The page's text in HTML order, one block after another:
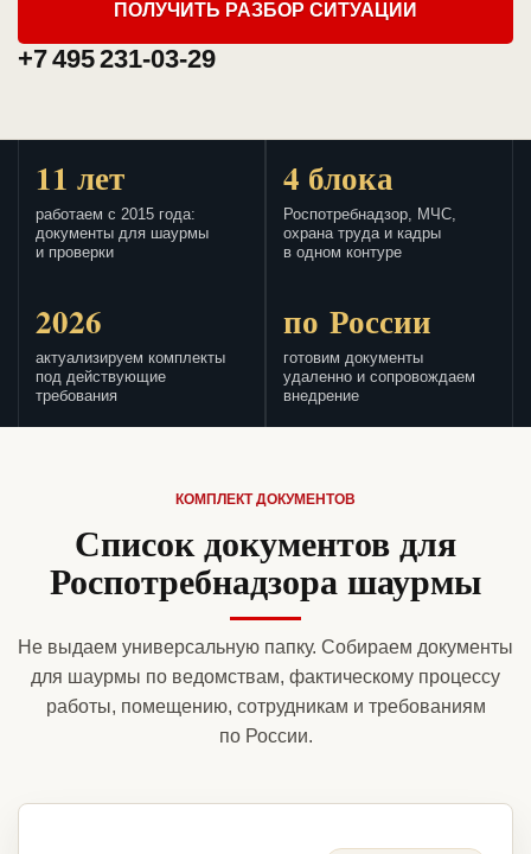
ПОЛУЧИТЬ РАЗБОР СИТУАЦИИ
+7 495 231-03-29
11 лет
работаем с 2015 года:
документы для шаурмы
и проверки
4 блока
Роспотребнадзор, МЧС,
охрана труда и кадры
в одном контуре
2026
актуализируем комплекты
под действующие
требования
по России
готовим документы
удаленно и сопровождаем
внедрение
КОМПЛЕКТ ДОКУМЕНТОВ
Список документов для
Роспотребнадзора шаурмы
Не выдаем универсальную папку. Собираем документы
для шаурмы по ведомствам, фактическому процессу
работы, помещению, сотрудникам и требованиям
по России.